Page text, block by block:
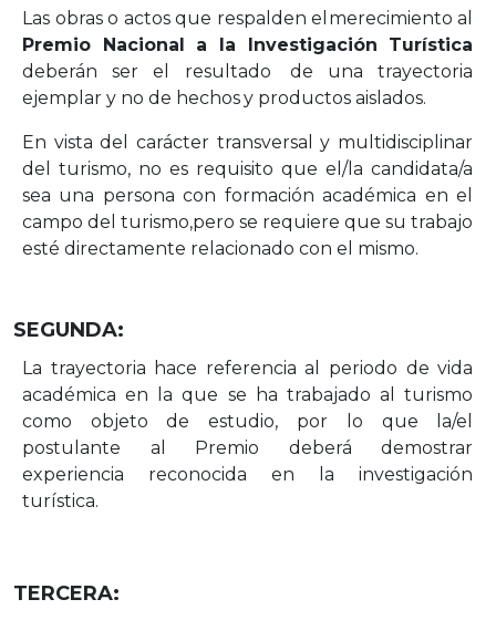
Las obras o actos que respalden el merecimiento al
Premio Nacional a
la Investigación Turística
deberán ser el
resultado de una
trayectoria
ejemplar y no de hechos y productos aislados.
En vista del carácter transversal y multidisciplinar
del turismo, no es requisito que el/la candidata/a
sea una persona con formación académica en el
campo del turismo,pero se requiere que su trabajo
esté directamente relacionado con el mismo.
SEGUNDA:
La trayectoria hace referencia al periodo de vida
académica en la que se ha trabajado al turismo
como objeto de estudio, por lo que la/el
postulante al Premio deberá
demostrar
experiencia reconocida
en la
investigación
turística.
TERCERA: